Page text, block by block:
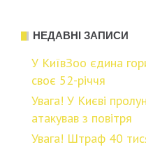
НЕДАВНІ ЗАПИСИ
У КиївЗоо єдина
своє 52-річчя
Увaга! У Києві
атaкував з повітря
Увага! Штpаф 40